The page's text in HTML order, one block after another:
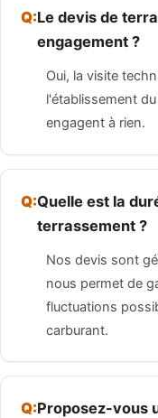
Le devis de
engagement ?
Oui, la visite
l'établissement
engagent à rien.
Quelle est la
terrassement ?
Nos devis sont
nous permet de
fluctuations
carburant.
Proposez-vous